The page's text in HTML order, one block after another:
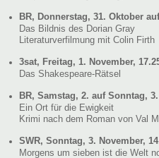
BR, Donnerstag, 31. Oktober
Das Bildnis des Dorian Gray
Literaturverfilmung mit Colin Firth
3sat, Freitag, 1. November,
Das Shakespeare-Rätsel
BR, Samstag, 2. auf Sonntag,
Ein Ort für die Ewigkeit
Krimi nach dem Roman von Val
SWR, Sonntag, 3. November,
Morgens um sieben ist die Welt